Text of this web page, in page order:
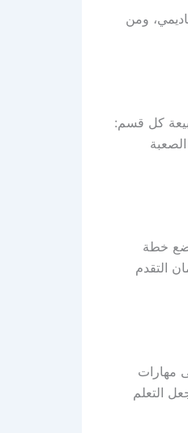
ومن
كل قسم:
خطة
التقدم
مهارات
التعلم